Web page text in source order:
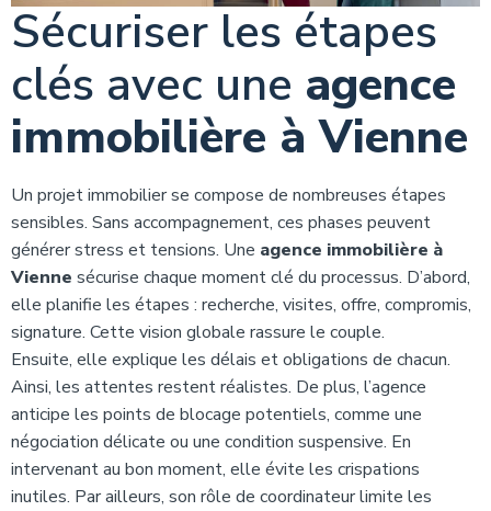
Sécuriser les étapes
clés avec une agence
immobilière à Vienne
Un projet immobilier se compose de nombreuses étapes
sensibles. Sans accompagnement, ces phases peuvent
générer stress et tensions. Une agence immobilière à
Vienne sécurise chaque moment clé du processus. D’abord,
elle planifie les étapes : recherche, visites, offre, compromis,
signature. Cette vision globale rassure le couple.
Ensuite, elle explique les délais et obligations de chacun.
Ainsi, les attentes restent réalistes. De plus, l’agence
anticipe les points de blocage potentiels, comme une
négociation délicate ou une condition suspensive. En
intervenant au bon moment, elle évite les crispations
inutiles. Par ailleurs, son rôle de coordinateur limite les